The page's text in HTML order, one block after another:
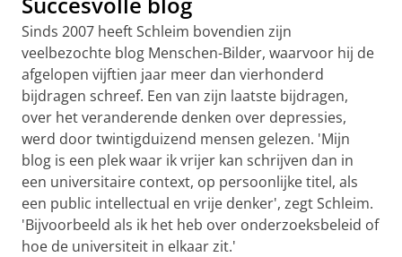
Sinds 2007 heeft Schleim bovendien zijn
veelbezochte blog Menschen-Bilder, waarvoor hij de
afgelopen vijftien jaar meer dan vierhonderd
bijdragen schreef. Een van zijn laatste bijdragen,
over het veranderende denken over depressies,
werd door twintigduizend mensen gelezen. 'Mijn
blog is een plek waar ik vrijer kan schrijven dan in
een universitaire context, op persoonlijke titel, als
een public intellectual en vrije denker', zegt Schleim.
'Bijvoorbeeld als ik het heb over onderzoeksbeleid of
hoe de universiteit in elkaar zit.'